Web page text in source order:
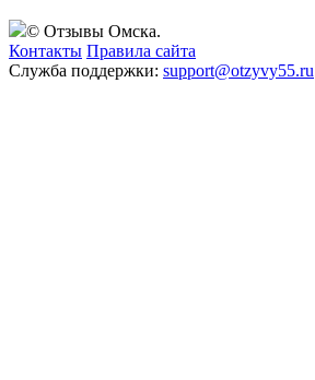
© Отзывы Омска.
Контакты Правила сайта
Служба поддержки: support@otzyvy55.ru